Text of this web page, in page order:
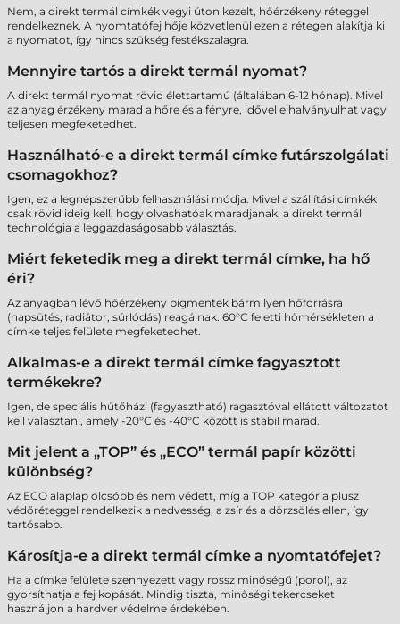
Nem, a direkt termál címkék vegyi úton kezelt, hőérzékeny réteggel
rendelkeznek. A nyomtatófej hője közvetlenül ezen a rétegen alakítja ki
a nyomatot, így nincs szükség festékszalagra.
Mennyire tartós a direkt termál nyomat?
A direkt termál nyomat rövid élettartamú (általában 6-12 hónap). Mivel
az anyag érzékeny marad a hőre és a fényre, idővel elhalványulhat vagy
teljesen megfeketedhet.
Használható-e a direkt termál címke futárszolgálati
csomagokhoz?
Igen, ez a legnépszerűbb felhasználási módja. Mivel a szállítási címkék
csak rövid ideig kell, hogy olvashatóak maradjanak, a direkt termál
technológia a leggazdaságosabb választás.
Miért feketedik meg a direkt termál címke, ha hő
éri?
Az anyagban lévő hőérzékeny pigmentek bármilyen hőforrásra
(napsütés, radiátor, súrlódás) reagálnak. 60°C feletti hőmérsékleten a
címke teljes felülete megfeketedhet.
Alkalmas-e a direkt termál címke fagyasztott
termékekre?
Igen, de speciális hűtőházi (fagyasztható) ragasztóval ellátott változatot
kell választani, amely -20°C és -40°C között is stabil marad.
Mit jelent a „TOP” és „ECO” termál papír közötti
különbség?
Az ECO alaplap olcsóbb és nem védett, míg a TOP kategória plusz
védőréteggel rendelkezik a nedvesség, a zsír és a dörzsölés ellen, így
tartósabb.
Károsítja-e a direkt termál címke a nyomtatófejet?
Ha a címke felülete szennyezett vagy rossz minőségű (porol), az
gyorsíthatja a fej kopását. Mindig tiszta, minőségi tekercseket
használjon a hardver védelme érdekében.